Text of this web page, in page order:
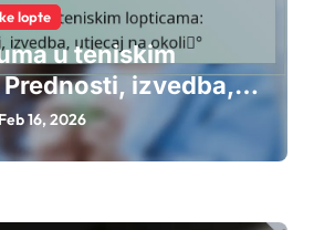
lopte
u teniskim
izvedba,
Feb 16, 2026